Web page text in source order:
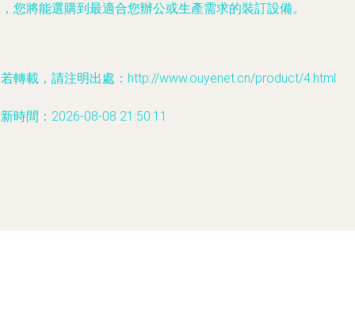
您將能選購到最適合您辦公或生產需求的裝訂設備。
轉載，請注明出處：http://www.ouyenet.cn/product/4.html
時間：2026-08-08 21:50:11